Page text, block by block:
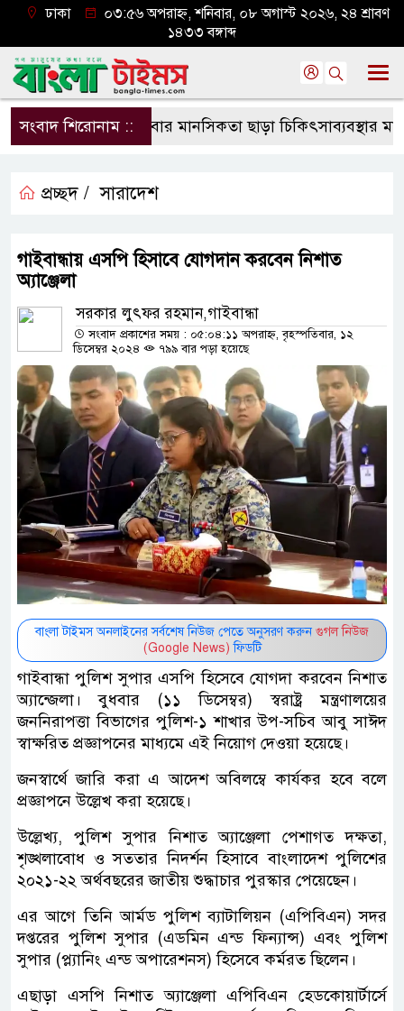
ঢাকা
০৩:৫৬ অপরাহ্ন, শনিবার, ০৮ অগাস্ট ২০২৬, ২৪ শ্রাবণ
১৪৩৩ বঙ্গাব্দ
সংবাদ শিরোনাম ::সেবার মানসিকতা ছাড়া চিকিৎসাব্যবস্থার
প্রচ্ছদ / সারাদেশ
গাইবান্ধায় এসপি হিসাবে যোগদান করবেন নিশাত
অ্যাঞ্জেলা
সরকার লুৎফর রহমান,গাইবান্ধা
সংবাদ প্রকাশের সময় : ০৫:০৪:১১ অপরাহ্ন, বৃহস্পতিবার, ১২
ডিসেম্বর ২০২৪
৭৯৯ বার পড়া হয়েছে
বাংলা টাইমস অনলাইনের সর্বশেষ নিউজ পেতে অনুসরণ করুন গুগল নিউজ
(Google News) ফিডটি
গাইবান্ধা পুলিশ সুপার এসপি হিসেবে যোগদা করবেন নিশাত
অ্যান্জেলা। বুধবার (১১ ডিসেম্বর) স্বরাষ্ট্র মন্ত্রণালয়ের
জননিরাপত্তা বিভাগের পুলিশ-১ শাখার উপ-সচিব আবু সাঈদ
স্বাক্ষরিত প্রজ্ঞাপনের মাধ্যমে এই নিয়োগ দেওয়া হয়েছে।
জনস্বার্থে জারি করা এ আদেশ অবিলম্বে কার্যকর হবে বলে
প্রজ্ঞাপনে উল্লেখ করা হয়েছে।
উল্লেখ্য, পুলিশ সুপার নিশাত অ্যাঞ্জেলা পেশাগত দক্ষতা,
শৃঙ্খলাবোধ ও সততার নিদর্শন হিসাবে বাংলাদেশ পুলিশের
২০২১-২২ অর্থবছরের জাতীয় শুদ্ধাচার পুরস্কার পেয়েছেন।
এর আগে তিনি আর্মড পুলিশ ব্যাটালিয়ন (এপিবিএন) সদর
দপ্তরের পুলিশ সুপার (এডমিন এন্ড ফিন্যান্স) এবং পুলিশ
সুপার (প্ল্যানিং এন্ড অপারেশনস) হিসেবে কর্মরত ছিলেন।
এছাড়া এসপি নিশাত অ্যাঞ্জেলা এপিবিএন হেডকোয়ার্টার্সে